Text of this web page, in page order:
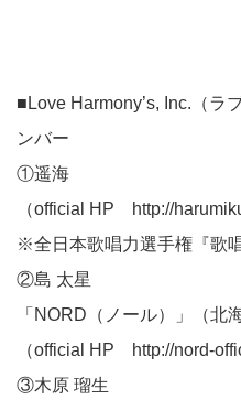
■Love Harmony’s, Inc.（ラ
ンバー
①遥海
（official HP
http://
※全日本歌唱力選手権『歌
②島 太星
「NORD（ノール）」（北
（official HP
http://nord-
③木原 瑠生